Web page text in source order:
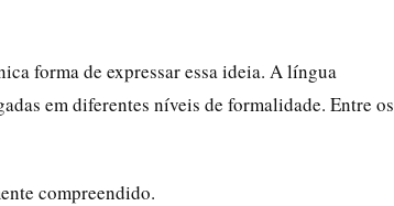
forma de expressar essa ideia. A língua
em diferentes níveis de formalidade. Entre os
compreendido.